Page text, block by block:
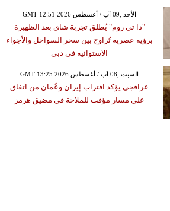
GMT 12:51 2026 الأحد ,09 آب / أغسطس
"ذا تي روم" يُطلق تجربة شاي بعد الظهيرة
برؤية عصرية تُزاوج بين سحر السواحل والأجواء
الاستوائية في دبي
GMT 13:25 2026 السبت ,08 آب / أغسطس
عراقجي يؤكد اقتراب إيران وعُمان من اتفاق
على مسار مؤقت للملاحة في مضيق هرمز